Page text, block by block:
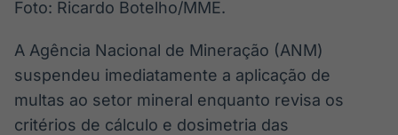
Foto: Ricardo Botelho/MME.
A Agência Nacional de Mineração (ANM)
suspendeu imediatamente a aplicação de
multas ao setor mineral enquanto revisa os
critérios de cálculo e dosimetria das